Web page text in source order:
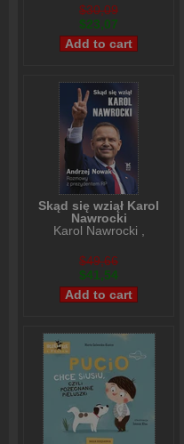
$30,09
$23,07
Skąd się wziął Karol
Nawrocki
Karol Nawrocki
$49,66
$41,54